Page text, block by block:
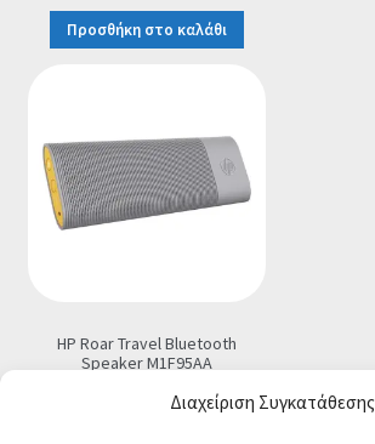
Διαχείριση Συγκατάθεσης
Προσθήκη στο καλάθι
HP Roar Travel Bluetooth
Speaker M1F95AA
Τελική τιμή